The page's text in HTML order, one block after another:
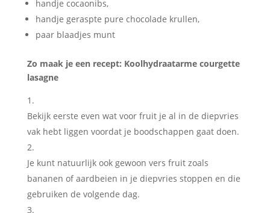
handje cocaonibs,
handje geraspte pure chocolade krullen,
paar blaadjes munt
Zo maak je een recept: Koolhydraatarme courgette
lasagne
Bekijk eerste even wat voor fruit je al in de diepvries
vak hebt liggen voordat je boodschappen gaat doen.
Je kunt natuurlijk ook gewoon vers fruit zoals
bananen of aardbeien in je diepvries stoppen en die
gebruiken de volgende dag.